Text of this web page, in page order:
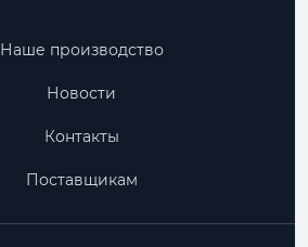
Наше производство
Новости
Контакты
Поставщикам